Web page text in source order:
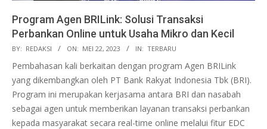
Program Agen BRILink: Solusi Transaksi
Perbankan Online untuk Usaha Mikro dan Kecil
2023-
05-
22
BY: REDAKSI ON: MEI 22, 2023 IN: TERBARU
Pembahasan kali berkaitan dengan program Agen BRILink
yang dikembangkan oleh PT Bank Rakyat Indonesia Tbk (BRI).
Program ini merupakan kerjasama antara BRI dan nasabah
sebagai agen untuk memberikan layanan transaksi perbankan
kepada masyarakat secara real-time online melalui fitur EDC